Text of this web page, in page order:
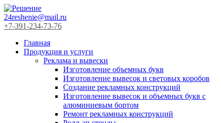
24reshenie@mail.ru
+7-391-234-73-76
Главная
Продукция и услуги
Реклама и вывески
Изготовление объемных букв
Изготовление вывесок и световых коробов
Создание рекламных конструкций
Изготовление вывесок и объемных букв с
алюминиевым бортом
Ремонт рекламных конструкций